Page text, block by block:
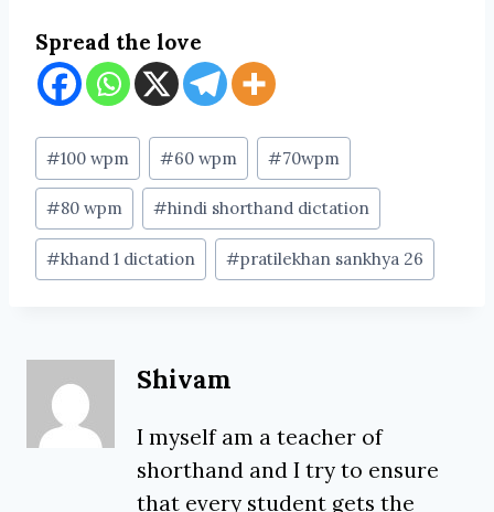
Spread the love
Post
Tags:
#100 wpm #60 wpm #70wpm
#80 wpm #hindi shorthand dictation
#khand 1 dictation #pratilekhan sankhya 26
Shivam
I myself am a teacher of
shorthand and I try to ensure
that every student gets the